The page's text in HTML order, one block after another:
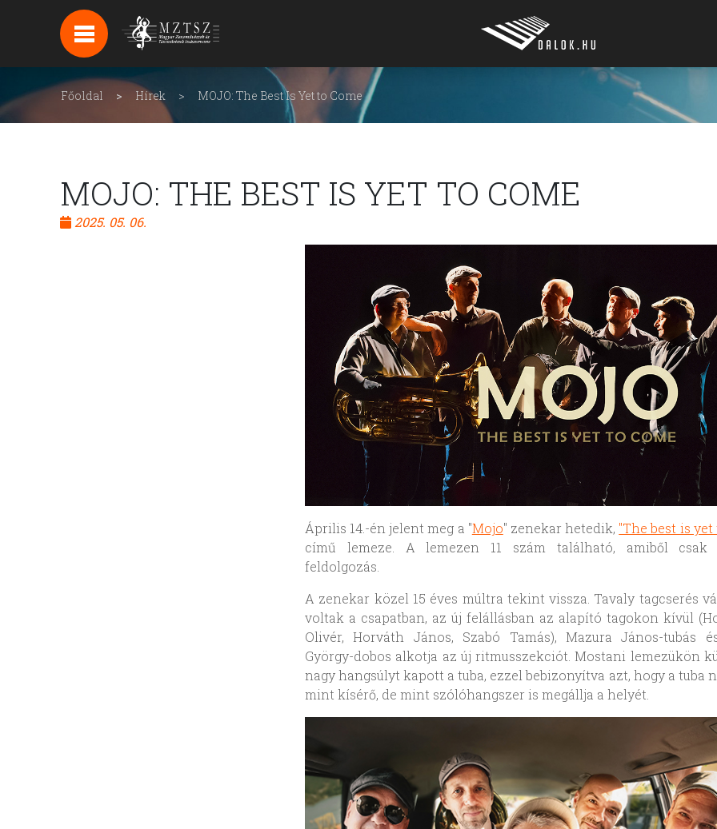
HÍREK
HÍRLEVÉL FELIRATKOZÁS
Főoldal Hírek MOJO: The Best Is Yet to Come
MOJO: THE BEST IS YET TO COME
2025. 05. 06.
Április 14.-én jelent meg a "Mojo" zenekar hetedik, "The best is yet
című lemeze. A lemezen 11 szám található, amiből
feldolgozás.
A zenekar közel 15 éves múltra tekint vissza. Tavaly tagcserés
voltak a csapatban, az új felállásban az alapító tagokon kívül
Olivér, Horváth János, Szabó Tamás), Mazura János-tubás
György-dobos alkotja az új ritmusszekciót. Mostani lemezükön
nagy hangsúlyt kapott a tuba, ezzel bebizonyítva azt, hogy a tuba
mint kísérő, de mint szólóhangszer is megállja a helyét.